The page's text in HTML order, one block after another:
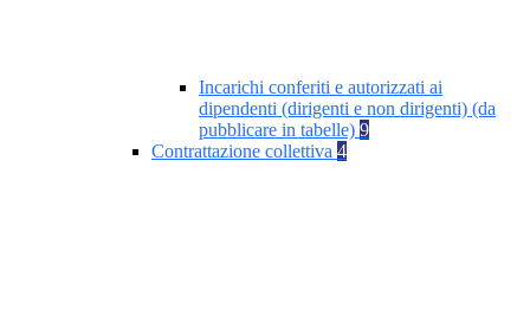
Incarichi conferiti e autorizzati ai
dipendenti (dirigenti e non dirigenti) (da
pubblicare in tabelle) 9
Contrattazione collettiva 4